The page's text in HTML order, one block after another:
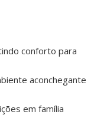
conforto para
aconchegante
em família